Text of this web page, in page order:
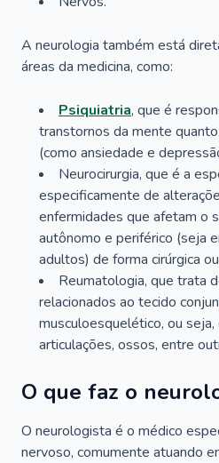
A neurologia também está
áreas da medicina, como:
Psiquiatria, que é
transtornos da mente
(como ansiedade e
Neurocirurgia, que é a
especificamente de
enfermidades que afetam o
autônomo e periférico (seja
adultos) de forma cirúrgica
Reumatologia, que trata
relacionados ao tecido
musculoesquelético, ou
articulações, ossos, entre
O que faz o
O neurologista é o médico
nervoso, comumente atuando